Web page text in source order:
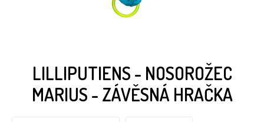
LILLIPUTIENS - NOSOROŽEC
MARIUS - ZÁVĚSNÁ HRAČKA